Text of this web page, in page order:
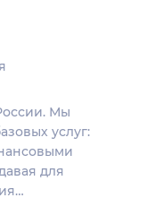
Мы
услуг:
для